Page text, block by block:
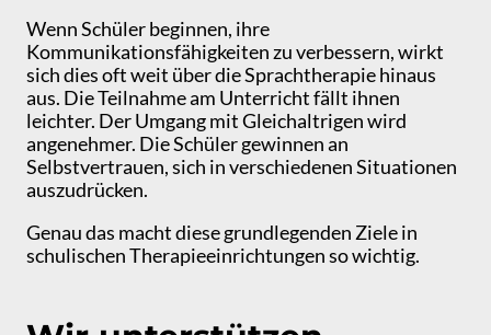
Wenn Schüler beginnen, ihre
Kommunikationsfähigkeiten zu verbessern, wirkt
sich dies oft weit über die Sprachtherapie hinaus
aus. Die Teilnahme am Unterricht fällt ihnen
leichter. Der Umgang mit Gleichaltrigen wird
angenehmer. Die Schüler gewinnen an
Selbstvertrauen, sich in verschiedenen Situationen
auszudrücken.
Genau das macht diese grundlegenden Ziele in
schulischen Therapieeinrichtungen so wichtig.